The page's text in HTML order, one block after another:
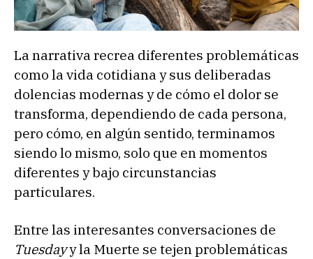
La narrativa recrea diferentes problemáticas
como la vida cotidiana y sus deliberadas
dolencias modernas y de cómo el dolor se
transforma, dependiendo de cada persona,
pero cómo, en algún sentido, terminamos
siendo lo mismo, solo que en momentos
diferentes y bajo circunstancias
particulares.
Entre las interesantes conversaciones de
Tuesdayy la Muerte se tejen problemáticas